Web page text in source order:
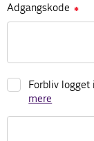
Adgangskode ✱
Forbliv logget
mere